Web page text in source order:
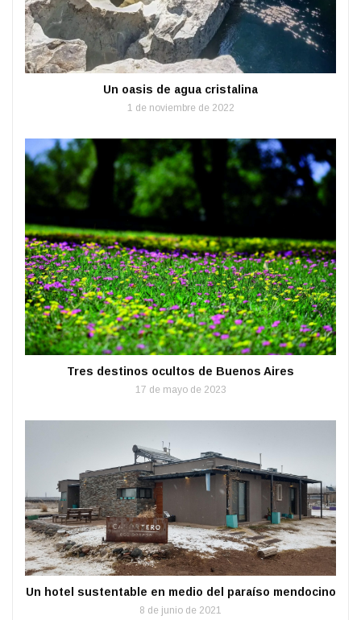
Un oasis de agua cristalina
1 de noviembre de 2022
Tres destinos ocultos de Buenos Aires
17 de mayo de 2023
Un hotel sustentable en medio del paraíso mendocino
8 de junio de 2021